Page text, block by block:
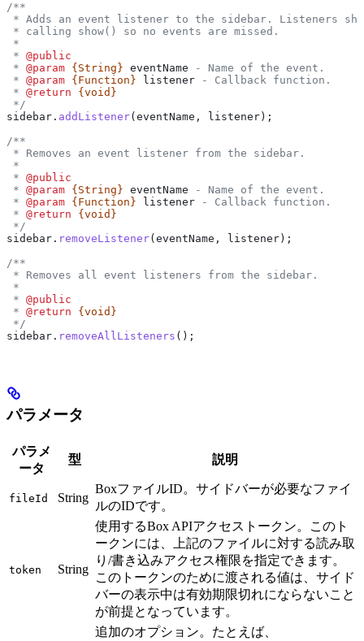
/**
* Adds an event listener to the sidebar. Listeners
* calling show() so no events are missed.
*
* @public
* @param {String} eventName - Name of the event.
* @param {Function} listener - Callback function.
* @return {void}
*/
sidebar . addListener( eventName , listener );
/**
* Removes an event listener from the sidebar.
*
* @public
* @param {String} eventName - Name of the event.
* @param {Function} listener - Callback function.
* @return {void}
*/
sidebar . removeListener( eventName , listener );
/**
* Removes all event listeners from the sidebar.
*
* @public
* @return {void}
*/
sidebar . removeAllListeners ();
パラメータ
パラメ
ータ
型 説明
fileId String
BoxファイルID。サイドバーが必要なファイ
ルのIDです。
token String
使用するBox APIアクセストークン。このト
ークンには、上記のファイルに対する読み取
り/書き込みアクセス権限を指定できます。
このトークンのために渡される値は、サイド
バーの表示中は有効期限切れにならないこと
が前提となっています。
追加のオプション。たとえば、